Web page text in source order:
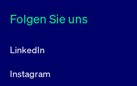
Folgen Sie uns
LinkedIn
Instagram